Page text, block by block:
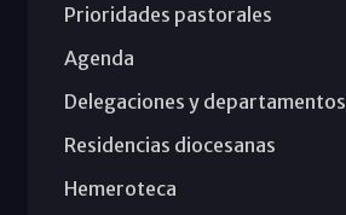
Prioridades pastorales
Agenda
Delegaciones y departamentos
Residencias diocesanas
Hemeroteca